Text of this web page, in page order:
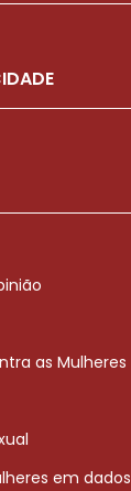
as Mulheres
em dados